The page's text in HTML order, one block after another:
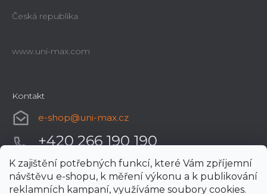
K zajištění potřebných funkcí, které Vám zpříjemní
návštěvu e-shopu, k měření výkonu a k publikování
reklamních kampaní, využíváme soubory cookies.
Česká republika
www.uni-max.com
Kontakt
e-shop@uni-max.cz
+420 266 190 190